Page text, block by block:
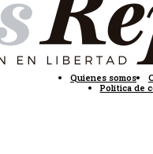
Quienes somos
Política de